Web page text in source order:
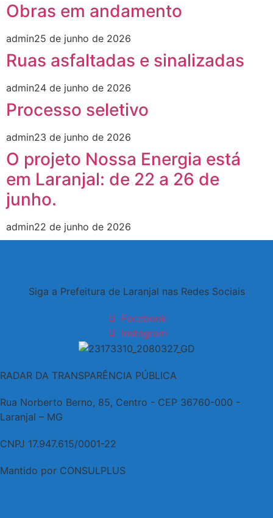
Obras em andamento
admin25 de junho de 2026
Ruas asfaltadas e sinalizadas
admin24 de junho de 2026
Processo seletivo
admin23 de junho de 2026
O projeto Nossa Energia está
em Laranjal: de 22 a 26 de
junho.
admin22 de junho de 2026
Siga a Prefeitura de Laranjal nas Redes Sociais
Facebook
Instagram
RADAR DA TRANSPARÊNCIA PÚBLICA
Rua Norberto Berno, 85, Centro - CEP 36760-000 -
Laranjal – MG
CNPJ 17.947.615/0001-22
Mantido por CONSULPLUS